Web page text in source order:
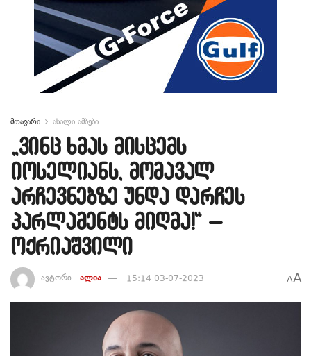
მთავარი ახალი ამბები
„ვინც ხმას მისცემს
იოსელიანს, მომავალ
არჩევნებზე უნდა დარჩეს
პარლამენტს მიღმა!“ –
ოქრიაშვილი
ავტორი - ალია 15:14 03-07-2023 AA